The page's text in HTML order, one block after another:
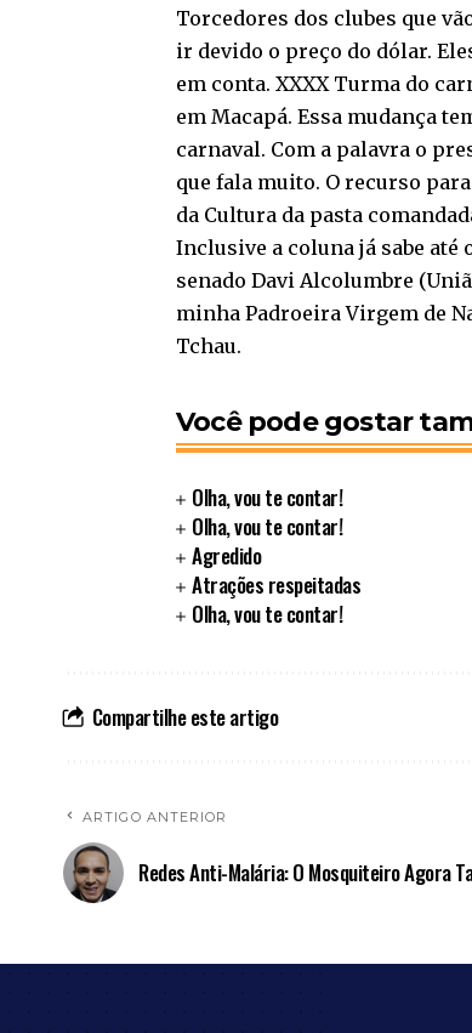
Torcedores dos clubes que
ir devido o preço do dólar.
em conta. XXXX Turma do
em Macapá. Essa mudança
carnaval. Com a palavra o
que fala muito. O recurso
da Cultura da pasta
Inclusive a coluna já sabe até
senado Davi Alcolumbre
minha Padroeira Virgem de
Tchau.
Você pode gostar
Olha, vou te contar!
Olha, vou te contar!
Agredido
Atrações respeitadas
Olha, vou te contar!
Compartilhe este artigo
ARTIGO ANTERIOR
Redes Anti-Malária: O Mosquiteiro Agora